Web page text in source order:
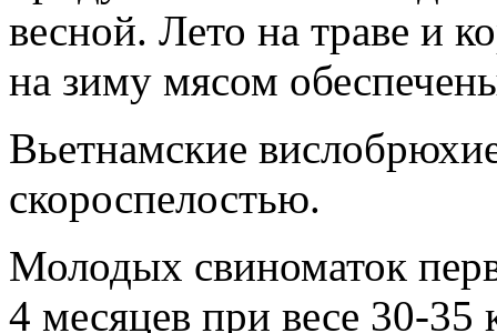
весной. Лето на траве и
на зиму мясом
Вьетнамские
скороспелостью.
Молодых свиноматок
4 месяцев при весе 30-